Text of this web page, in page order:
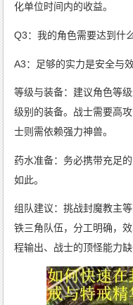
化单位时间内的收益。
Q3：我的角色需要达到什
A3：足够的实力是安全与
等级与装备：建议角色等
级别的装备。战士需要高
士则需依赖强力神兽。
药水准备：务必携带充足
如此。
组队建议：挑战封魔教主
铁三角队伍，分工明确，
程输出、战士的顶怪能力缺